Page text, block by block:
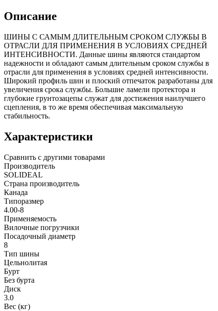
Описание
ШИНЫ С САМЫМ ДЛИТЕЛЬНЫМ СРОКОМ СЛУЖБЫ В
ОТРАСЛИ ДЛЯ ПРИМЕНЕНИЯ В УСЛОВИЯХ СРЕДНЕЙ
ИНТЕНСИВНОСТИ. Данные шины являются стандартом
надежности и обладают самым длительным сроком службы в
отрасли для применения в условиях средней интенсивности.
Широкий профиль шин и плоский отпечаток разработаны для
увеличения срока службы. Большие ламели протектора и
глубокие грунтозацепы служат для достижения наилучшего
сцепления, в то же время обеспечивая максимальную
стабильность.
Характеристики
Сравнить с другими товарами
Производитель
SOLIDEAL
Страна производитель
Канада
Типоразмер
4.00-8
Применяемость
Вилочные погрузчики
Посадочный диаметр
8
Тип шины
Цельнолитая
Бурт
Без бурта
Диск
3.0
Вес (кг)